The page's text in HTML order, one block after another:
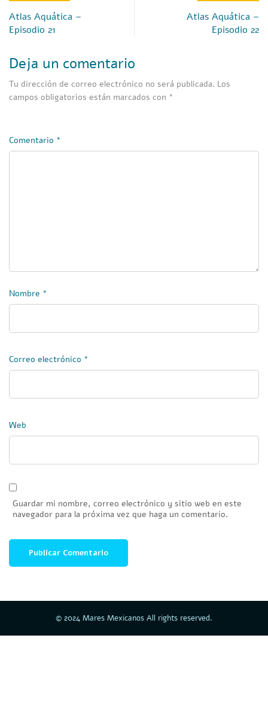
Atlas Aquática –
Episodio 21
Atlas Aquática –
Episodio 22
Deja un comentario
Tu dirección de correo electrónico no será publicada. Los
campos obligatorios están marcados con *
Comentario *
Nombre *
Correo electrónico *
Web
Guardar mi nombre, correo electrónico y sitio web en este
navegador para la próxima vez que haga un comentario.
© 2024 Mares Mexicanos All rights reserved.